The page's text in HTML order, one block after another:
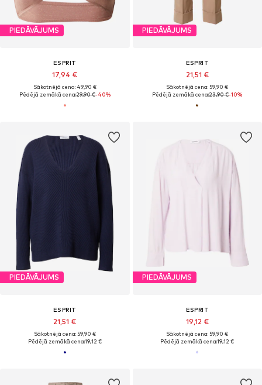
PIEDĀVĀJUMS
ESPRIT
17,94 €
Sākotnējā cena: 49,90 €
Pēdējā zemākā cena:29,90 €-40%
PIEDĀVĀJUMS
ESPRIT
21,51 €
Sākotnējā cena: 59,90 €
Pēdējā zemākā cena:23,90 €-10%
PIEDĀVĀJUMS
ESPRIT
21,51 €
Sākotnējā cena: 59,90 €
Pēdējā zemākā cena:19,12 €
PIEDĀVĀJUMS
ESPRIT
19,12 €
Sākotnējā cena: 59,90 €
Pēdējā zemākā cena:19,12 €